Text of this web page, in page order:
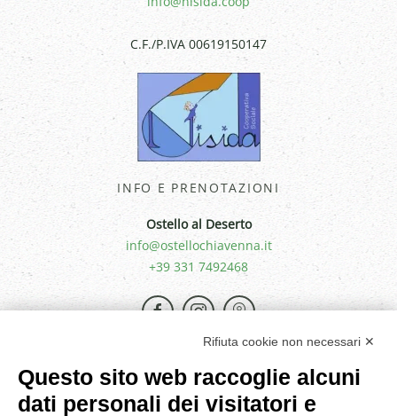
C.F./P.IVA 00619150147
INFO E PRENOTAZIONI
Ostello al Deserto
info@ostellochiavenna.it
+39 331 7492468
Rifiuta cookie non necessari ✕
Questo sito web raccoglie alcuni
dati personali dei visitatori e